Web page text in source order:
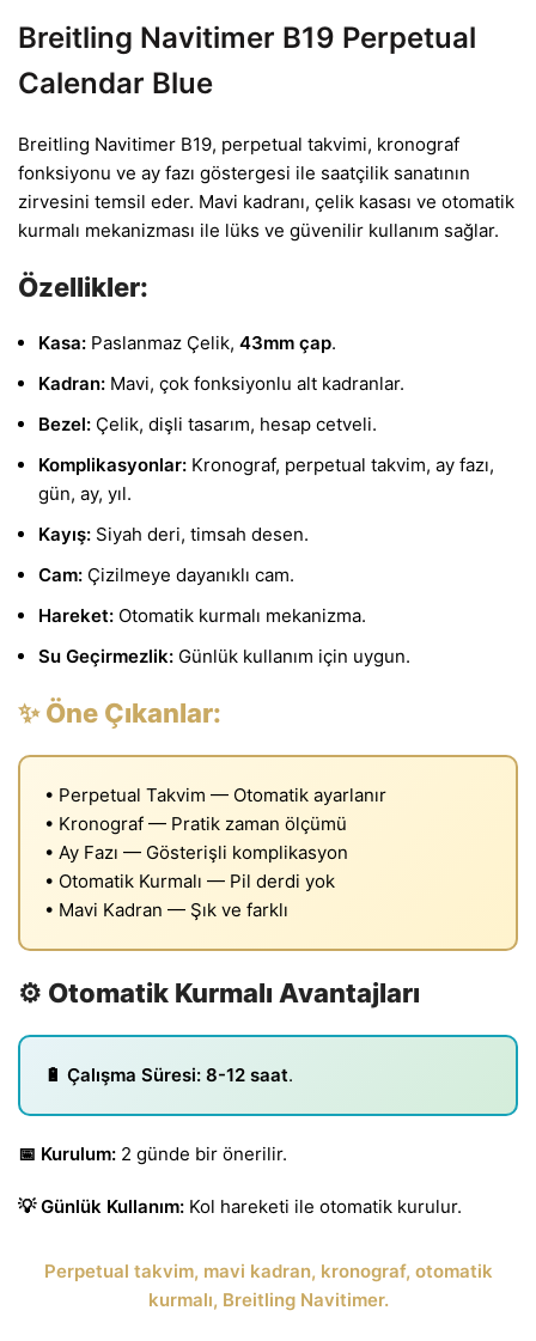
Breitling Navitimer B19 Perpetual
Calendar Blue
Breitling Navitimer B19, perpetual takvimi, kronograf
fonksiyonu ve ay fazı göstergesi ile saatçilik sanatının
zirvesini temsil eder. Mavi kadranı, çelik kasası ve otomatik
kurmalı mekanizması ile lüks ve güvenilir kullanım sağlar.
Özellikler:
Kasa: Paslanmaz Çelik, 43mm çap.
Kadran: Mavi, çok fonksiyonlu alt kadranlar.
Bezel: Çelik, dişli tasarım, hesap cetveli.
Komplikasyonlar: Kronograf, perpetual takvim, ay fazı,
gün, ay, yıl.
Kayış: Siyah deri, timsah desen.
Cam: Çizilmeye dayanıklı cam.
Hareket: Otomatik kurmalı mekanizma.
Su Geçirmezlik: Günlük kullanım için uygun.
✨ Öne Çıkanlar:
• Perpetual Takvim — Otomatik ayarlanır
• Kronograf — Pratik zaman ölçümü
• Ay Fazı — Gösterişli komplikasyon
• Otomatik Kurmalı — Pil derdi yok
• Mavi Kadran — Şık ve farklı
⚙️ Otomatik Kurmalı Avantajları
🔋 Çalışma Süresi: 8-12 saat.
📅 Kurulum: 2 günde bir önerilir.
💡 Günlük Kullanım: Kol hareketi ile otomatik kurulur.
Perpetual takvim, mavi kadran, kronograf, otomatik
kurmalı, Breitling Navitimer.